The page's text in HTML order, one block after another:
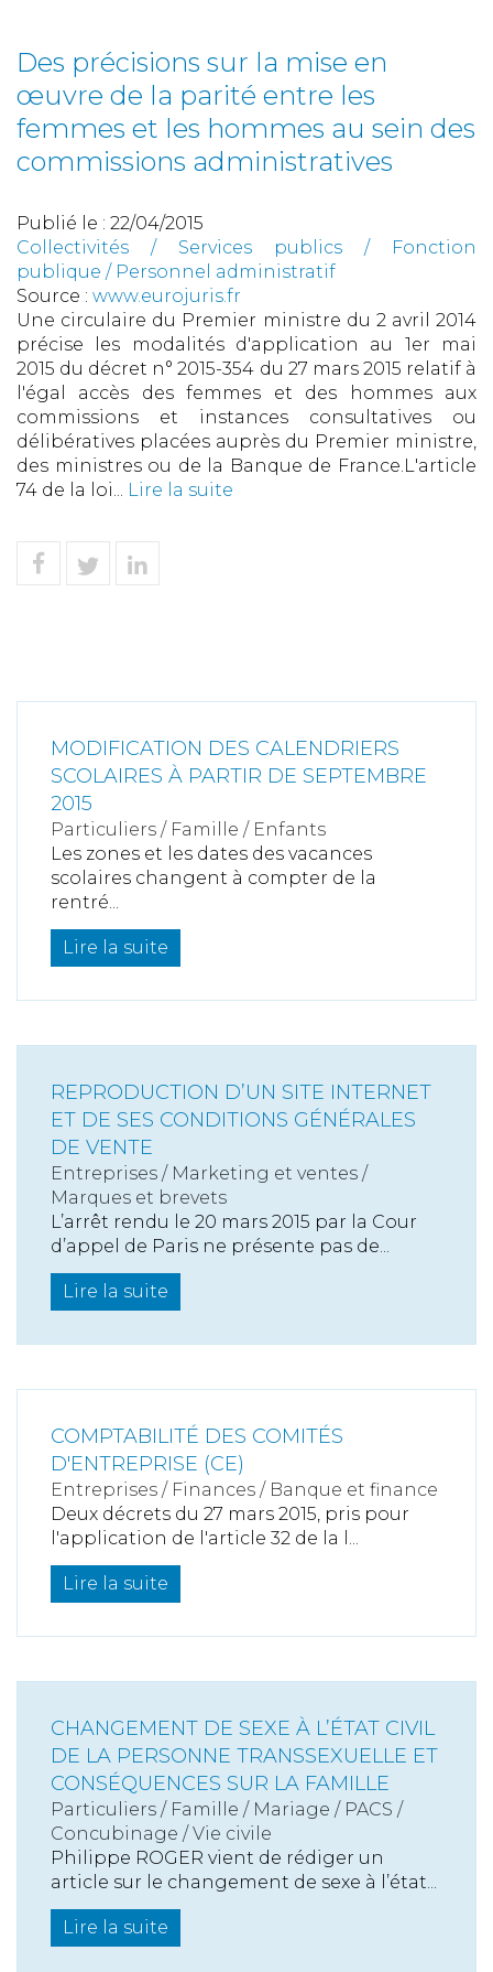
Des précisions sur la mise en
œuvre de la parité entre les
femmes et les hommes au sein des
commissions administratives
Publié le : 22/04/2015
Collectivités / Services publics /
Fonction
publique / Personnel administratif
Source : www.eurojuris.fr
Une circulaire du Premier ministre du 2 avril 2014
précise les modalités d'application au 1er mai
2015 du décret n° 2015-354 du 27 mars 2015 relatif à
l'égal accès des femmes et des hommes aux
commissions et instances consultatives ou
délibératives placées auprès du Premier ministre,
des ministres ou de la Banque de France.L'article
74 de la loi... Lire la suite
MODIFICATION DES CALENDRIERS
SCOLAIRES À PARTIR DE SEPTEMBRE
2015
Particuliers / Famille / Enfants
Les zones et les dates des vacances
scolaires changent à compter de la
rentré...
Lire la suite
REPRODUCTION D’UN SITE INTERNET
ET DE SES CONDITIONS GÉNÉRALES
DE VENTE
Entreprises / Marketing et ventes /
Marques et brevets
L’arrêt rendu le 20 mars 2015 par la Cour
d’appel de Paris ne présente pas de...
Lire la suite
COMPTABILITÉ DES COMITÉS
D'ENTREPRISE (CE)
Entreprises / Finances / Banque et finance
Deux décrets du 27 mars 2015, pris pour
l'application de l'article 32 de la l...
Lire la suite
CHANGEMENT DE SEXE À L’ÉTAT CIVIL
DE LA PERSONNE TRANSSEXUELLE ET
CONSÉQUENCES SUR LA FAMILLE
Particuliers / Famille / Mariage / PACS /
Concubinage / Vie civile
Philippe ROGER vient de rédiger un
article sur le changement de sexe à l’état...
Lire la suite